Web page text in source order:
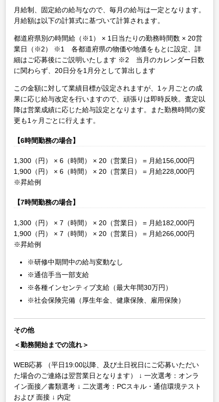
月給制、固定給の給与なので、毎月の給与は一定となります。
月給額は以下の計算式に基づいて計算されます。
都道府県別の時間給（※1） × 1日当たりの勤務時間数 × 20営
業日（※2）
※1 各都道府県の物価や地価をもとに設定、詳
細はご応募後にご説明いたします ※2 当月のカレンダー日数
に関わらず、20日分を1月分として算出します
この金額に対して業績目標が設定されますが、1ヶ月ごとの成
果に応じ給与改定を行いますので、頑張りは即時反映。査定以
降は営業成績に応じた給与設定となります。また勤務時間の変
更も1ヶ月ごとに行えます。
【6時間勤務の場合】
1,300（円） × 6（時間） × 20（営業日） = 月給156,000円
1,900（円） × 6（時間） × 20（営業日） = 月給228,000円
※昇給例
【7時間勤務の場合】
1,300（円） × 7（時間） × 20（営業日） = 月給182,000円
1,900（円） × 7（時間） × 20（営業日） = 月給266,000円
※昇給例
※研修中期間中の給与変動なし
※通信手当一部支給
※各種インセンティブ支給（最大年間30万円）
※社会保険完備（厚生年金、健康保険、雇用保険）
その他
＜勤務開始までの流れ＞
WEB応募 （平日19:00以降、及び土日祝日にご応募いただい
た場合のご連絡は翌営業日となります）
↓ 一次選考：オンラ
イン面接／書類選考 ↓ 二次選考：PCスキル・通信環境テスト
および 面接 ↓ 内定